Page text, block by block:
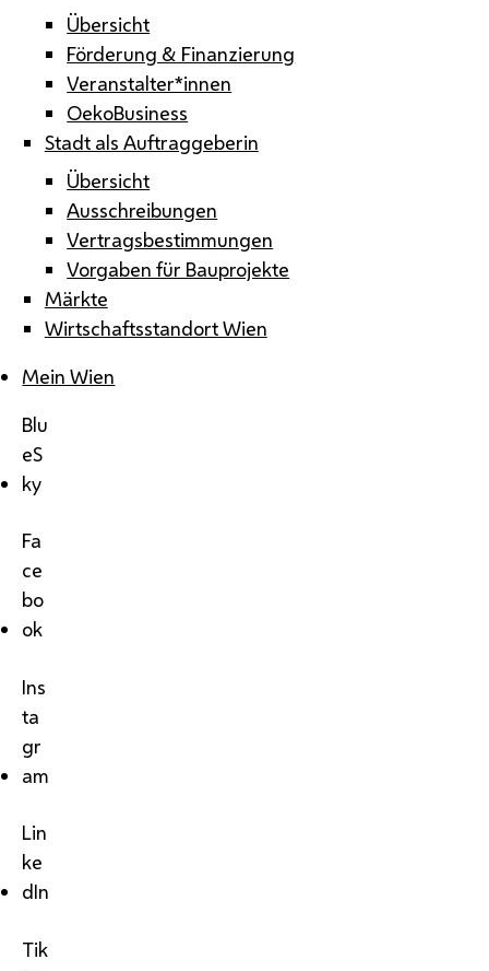
Übersicht
Förderung & Finanzierung
Veranstalter*innen
OekoBusiness
Stadt als Auftraggeberin
Übersicht
Ausschreibungen
Vertragsbestimmungen
Vorgaben für Bauprojekte
Märkte
Wirtschaftsstandort Wien
Mein Wien
Blu
eS
ky
Fa
ce
bo
ok
Ins
ta
gr
am
Lin
ke
dIn
Tik